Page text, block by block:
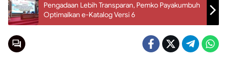
Pengadaan Lebih Transparan, Pemko Payakumbuh
Optimalkan e-Katalog Versi 6